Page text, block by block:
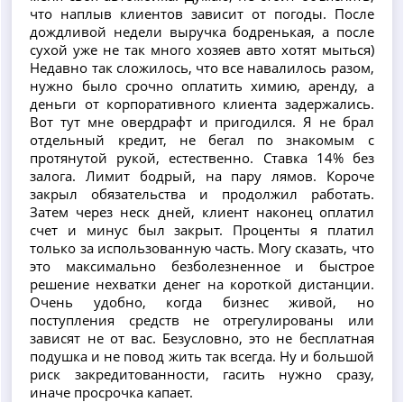
что наплыв клиентов зависит от погоды. После
дождливой недели выручка бодренькая, а после
сухой уже не так много хозяев авто хотят мыться)
Недавно так сложилось, что все навалилось разом,
нужно было срочно оплатить химию, аренду, а
деньги от корпоративного клиента задержались.
Вот тут мне овердрафт и пригодился. Я не брал
отдельный кредит, не бегал по знакомым с
протянутой рукой, естественно. Ставка 14% без
залога. Лимит бодрый, на пару лямов. Короче
закрыл обязательства и продолжил работать.
Затем через неск дней, клиент наконец оплатил
счет и минус был закрыт. Проценты я платил
только за использованную часть. Могу сказать, что
это максимально безболезненное и быстрое
решение нехватки денег на короткой дистанции.
Очень удобно, когда бизнес живой, но
поступления средств не отрегулированы или
зависят не от вас. Безусловно, это не бесплатная
подушка и не повод жить так всегда. Ну и большой
риск закредитованности, гасить нужно сразу,
иначе просрочка капает.